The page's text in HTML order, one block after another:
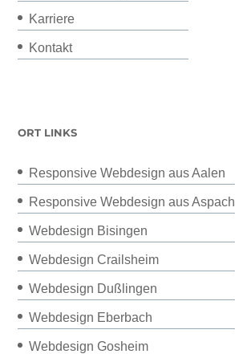
Karriere
Kontakt
ORT LINKS
Responsive Webdesign aus Aalen
Responsive Webdesign aus Aspach
Webdesign Bisingen
Webdesign Crailsheim
Webdesign Dußlingen
Webdesign Eberbach
Webdesign Gosheim